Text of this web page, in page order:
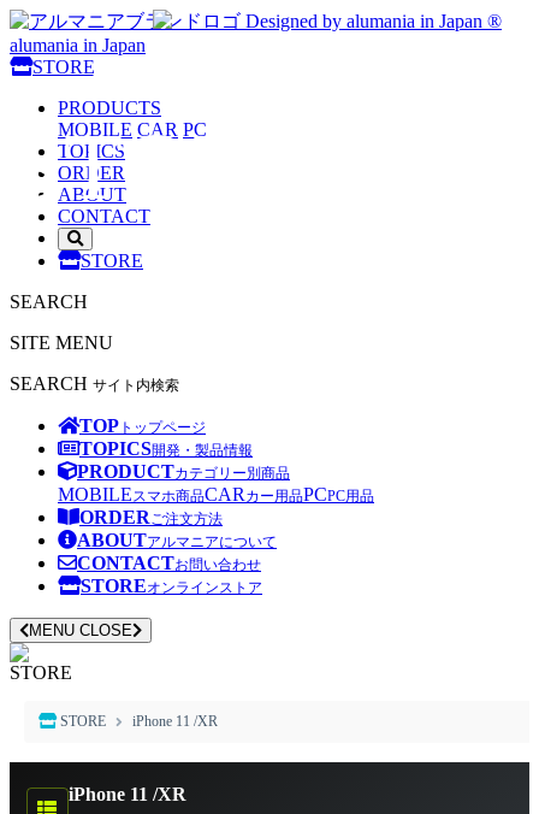
alumania
STORE
Designed by alumania in Japan ®
alumania in Japan
STORE
PRODUCTS
MOBILE CAR PC
TOPICS
ORDER
ABOUT
CONTACT
サ
イ
内
索
開
STORE
SEARCH
SITE MENU
SEARCH サイト内検索
TOP トップページ
TOPICS開発・製品情報
PRODUCTカテゴリー別商品
MOBILEスマホ商品CAR カー用品PCPC用品
ORDERご注文方法
ABOUTアルマニアについて
CONTACTお問い合わせ
STOREオンラインストア
MENU CLOSE
STORE
STORE iPhone 11 /XR
iPhone 11 /XR